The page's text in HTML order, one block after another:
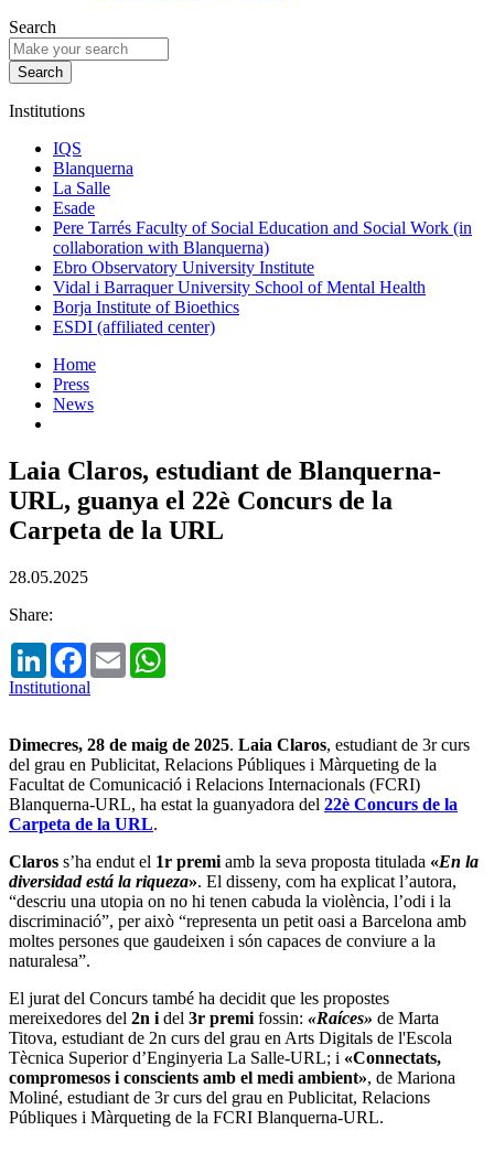
Search
Institutions
IQS
Blanquerna
La Salle
Esade
Pere Tarrés Faculty of Social Education and Social Work (in
collaboration with Blanquerna)
Ebro Observatory University Institute
Vidal i Barraquer University School of Mental Health
Borja Institute of Bioethics
ESDI (affiliated center)
Home
Press
News
Laia Claros, estudiant de Blanquerna-
URL, guanya el 22è Concurs de la
Carpeta de la URL
28.05.2025
Share:
LinkedInFacebook
Email
Institutional
Dimecres, 28 de maig de 2025. Laia Claros, estudiant de 3r curs
del grau en Publicitat, Relacions Públiques i Màrqueting de la
Facultat de Comunicació i Relacions Internacionals (FCRI)
Blanquerna-URL, ha estat la guanyadora del 22è Concurs de la
Carpeta de la URL.
Claros s’ha endut el 1r premi amb la seva proposta titulada «En la
diversidad está la riqueza». El disseny, com ha explicat l’autora,
“descriu una utopia on no hi tenen cabuda la violència, l’odi i la
discriminació”, per això “representa un petit oasi a Barcelona amb
moltes persones que gaudeixen i són capaces de conviure a la
naturalesa”.
El jurat del Concurs també ha decidit que les propostes
mereixedores del 2n i del 3r premi fossin: «Raíces» de Marta
Titova, estudiant de 2n curs del grau en Arts Digitals de l'Escola
Tècnica Superior d’Enginyeria La Salle-URL; i «Connectats,
compromesos i conscients amb el medi ambient», de Mariona
Moliné, estudiant de 3r curs del grau en Publicitat, Relacions
Públiques i Màrqueting de la FCRI Blanquerna-URL.